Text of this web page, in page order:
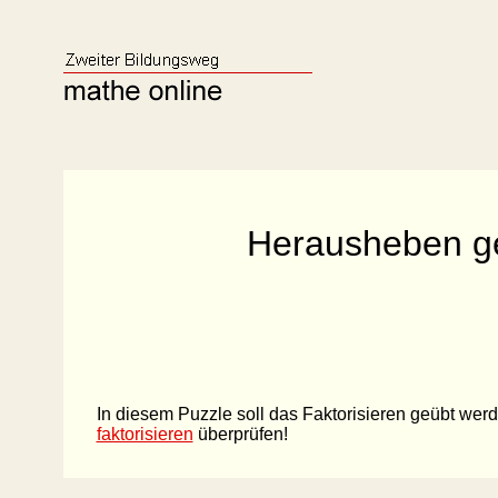
Herausheben
In diesem Puzzle soll das Faktorisieren geübt
faktorisieren überprüfen!